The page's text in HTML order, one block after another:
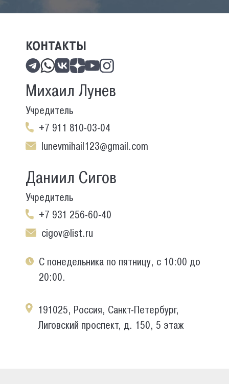
КОНТАКТЫ
Михаил Лунев
Учредитель
+7 911 810-03-04
lunevmihail123@gmail.com
Даниил Сигов
Учредитель
+7 931 256-60-40
cigov@list.ru
С понедельника по пятницу, с 10:00 до
20:00.
191025, Россия, Санкт-Петербург,
Лиговский проспект, д. 150, 5 этаж